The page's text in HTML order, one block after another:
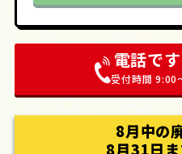
電話で
受付時間 9:00
8月中の
8月31日ま